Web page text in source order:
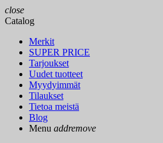
close
Catalog
Merkit
SUPER PRICE
Tarjoukset
Uudet tuotteet
Myydyimmät
Tilaukset
Tietoa meistä
Blog
Menu addremove